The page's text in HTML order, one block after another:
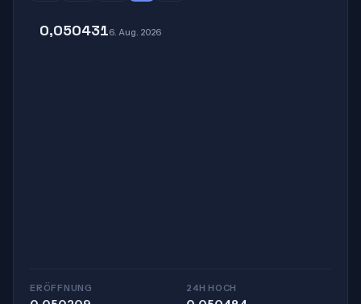
0,0504316. Aug. 2026
ERÖFFNUNG 24H HOCH